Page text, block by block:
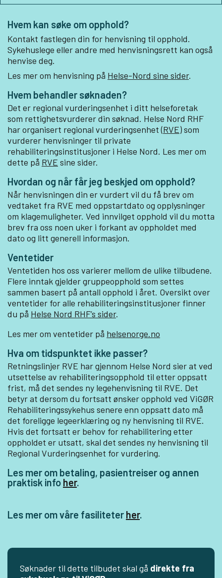
Hvem kan søke om opphold?
Kontakt fastlegen din for henvisning til opphold.
Sykehuslege eller andre med henvisningsrett kan også
henvise deg.
Les mer om henvisning på Helse-Nord sine sider.
Hvem behandler søknaden?
Det er regional vurderingsenhet i ditt helseforetak
som rettighetsvurderer din søknad. Helse Nord RHF
har organisert regional vurderingsenhet (RVE)som
vurderer henvisninger til private
rehabiliteringsinstitusjoner i Helse Nord. Les mer om
dette på RVE sine sider.
Hvordan og når får jeg beskjed om opphold?
Når henvisningen din er vurdert vil du få brev om
vedtaket fra RVE med oppstartdato og opplysninger
om klagemuligheter. Ved innvilget opphold vil du motta
brev fra oss noen uker i forkant av oppholdet med
dato og litt generell informasjon.
Ventetider
Ventetiden hos oss varierer mellom de ulike tilbudene.
Flere inntak gjelder gruppeopphold som settes
sammen basert på antall opphold i året. Oversikt over
ventetider for alle rehabiliteringsinstitusjoner finner
du på Helse Nord RHF’s sider.
Les mer om ventetider på helsenorge.no
Hva om tidspunktet ikke passer?
Retningslinjer RVE har gjennom Helse Nord sier at ved
utsettelse av rehabiliteringsopphold til etter oppsatt
frist, må det sendes ny legehenvisning til RVE. Det
betyr at dersom du fortsatt ønsker opphold ved ViGØR
Rehabiliteringssykehus senere enn oppsatt dato må
det foreligge legeerklæring og ny henvisning til RVE.
Hvis det fortsatt er behov for rehabilitering etter
oppholdet er utsatt, skal det sendes ny henvisning til
Regional Vurderingsenhet for vurdering.
Les mer om betaling, pasientreiser og annen
praktisk info her.
Les mer om våre fasiliteter her.
Søknader til dette tilbudet skal gå direkte fra